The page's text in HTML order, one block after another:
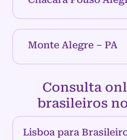
Monte Alegre – PA
Consulta
brasileiros
Lisboa para